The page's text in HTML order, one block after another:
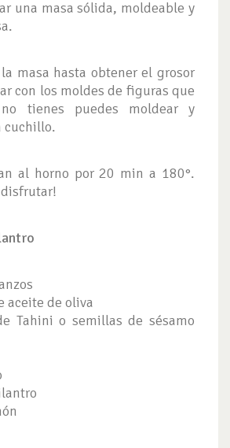
una masa sólida, moldeable y
masa hasta obtener el grosor
con los moldes de figuras que
tienes puedes moldear y
cuchillo.
al horno por 20 min a 180°.
aceite de oliva
Tahini o semillas de sésamo